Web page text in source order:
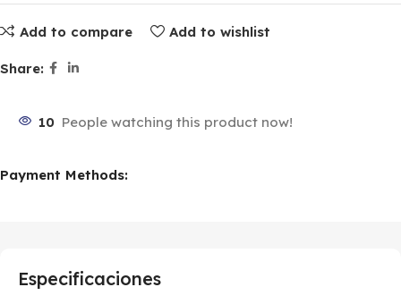
Add to compare Add to wishlist
Share:
10 People watching this product now!
Payment Methods:
Especificaciones